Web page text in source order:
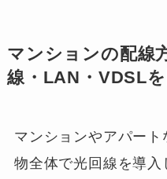
マンションの配線
線・LAN・VDSL
マンションやアパー
物全体で光回線を導